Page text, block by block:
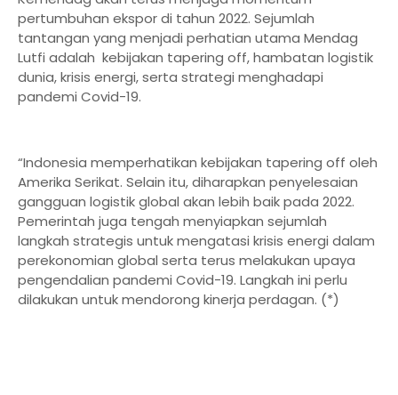
pertumbuhan ekspor di tahun 2022. Sejumlah
tantangan yang menjadi perhatian utama Mendag
Lutfi adalah kebijakan tapering off, hambatan logistik
dunia, krisis energi, serta strategi menghadapi
pandemi Covid-19.
“Indonesia memperhatikan kebijakan tapering off oleh
Amerika Serikat. Selain itu, diharapkan penyelesaian
gangguan logistik global akan lebih baik pada 2022.
Pemerintah juga tengah menyiapkan sejumlah
langkah strategis untuk mengatasi krisis energi dalam
perekonomian global serta terus melakukan upaya
pengendalian pandemi Covid-19. Langkah ini perlu
dilakukan untuk mendorong kinerja perdagan. (*)